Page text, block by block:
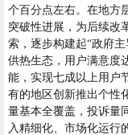
个百分点左右。在地方
突破性进展，为后续改
索，逐步构建起“政府
供热生态，用户满意度
能，实现七成以上用户
有的地区创新推出个性
量基本全覆盖，投诉量
入精细化、市场化运行